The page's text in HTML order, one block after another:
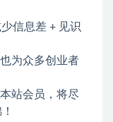
信息差 + 见识
为众多创业者
站会员，将尽